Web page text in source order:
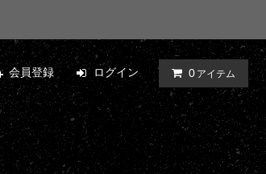
会員登録 ログイン 0 アイテム